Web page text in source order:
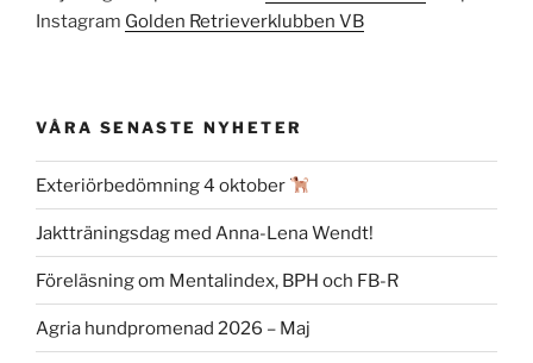
Instagram Golden Retrieverklubben VB
VÅRA SENASTE NYHETER
Exteriörbedömning 4 oktober
Jaktträningsdag med Anna-Lena Wendt!
Föreläsning om Mentalindex, BPH och FB-R
Agria hundpromenad 2026 – Maj